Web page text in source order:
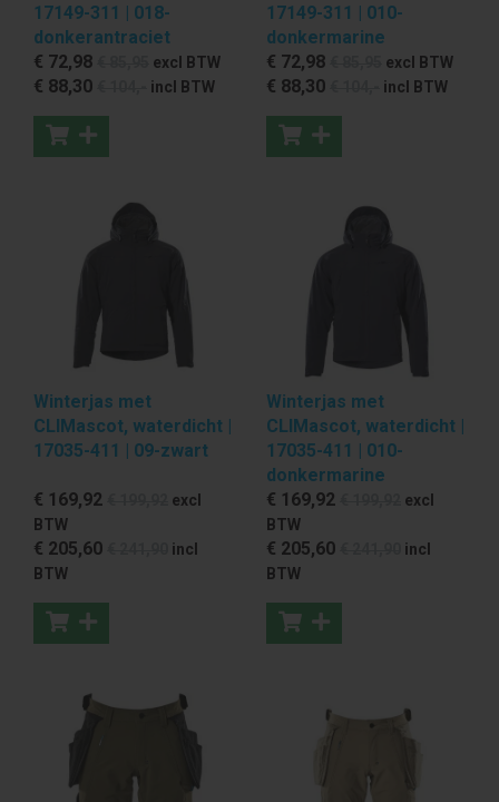
17149-311 | 018-
donkerantraciet
€ 72,98 excl BTW
€ 88,30 incl BTW
17149-311 | 010-
donkermarine
€ 72,98 excl BTW
€ 88,30 incl BTW
Winterjas met
CLIMascot, waterdicht |
17035-411 | 09-zwart
€ 169,92
excl
BTW
€ 205,60
incl
BTW
Winterjas met
CLIMascot, waterdicht |
17035-411 | 010-
donkermarine
€ 169,92
excl
BTW
€ 205,60
incl
BTW